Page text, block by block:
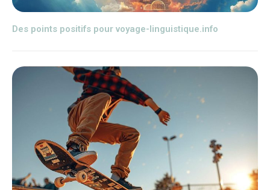
Des points positifs pour voyage-linguistique.info